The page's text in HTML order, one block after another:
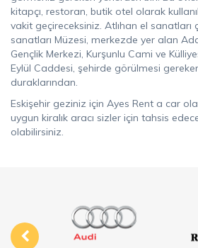
kitapçı, restoran, butik otel olarak
vakit geçireceksiniz. Atlıhan el sanatları
sanatları Müzesi, merkezde yer alan
Gençlik Merkezi, Kurşunlu Cami ve
Eylül Caddesi, şehirde görülmesi
duraklarından.
Eskişehir geziniz için Ayes Rent a car
uygun kiralık aracı sizler için tahsis
olabilirsiniz.